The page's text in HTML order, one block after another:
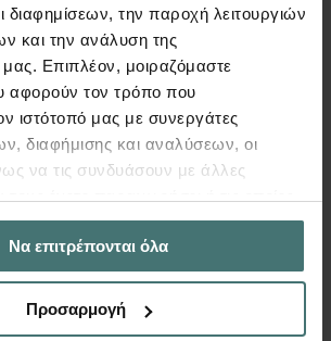
διαφημίσεων, την παροχή λειτουργιών
και την ανάλυση της
μας. Επιπλέον, μοιραζόμαστε
αφορούν τον τρόπο που
ιστότοπό μας με συνεργάτες
διαφήμισης και αναλύσεων, οι
να τις συνδυάσουν με άλλες
σχέση με την από μέρους σας χρήση
Να επιτρέπονται όλα
Προσαρμογή
ORGANIZER
Γιάννης Ντόντος